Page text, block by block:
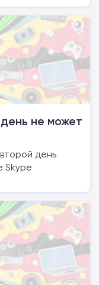
не может
день
Skype